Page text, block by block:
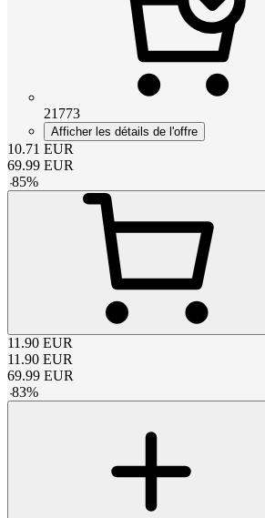
21773
Afficher les détails de l'offre
10.71 EUR
69.99 EUR
-85%
11.90 EUR
11.90 EUR
69.99 EUR
-83%